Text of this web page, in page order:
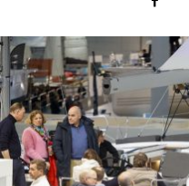
SPORT
PLOVILA
PLOVIDBA
SPIZA